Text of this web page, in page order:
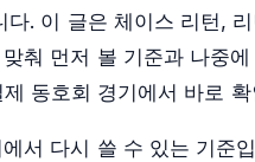
. 이 글은 체이스 리턴,
춰 먼저 볼 기준과 나중
동호회 경기에서 바로
서 다시 쓸 수 있는 기준